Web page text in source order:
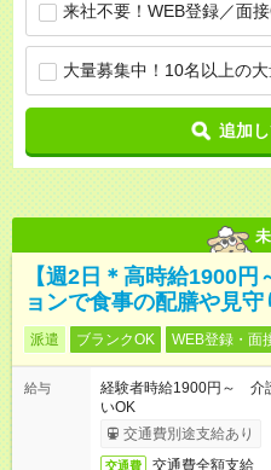
来社不要！WEB登録／面
大量募集中！10名以上の
追加
【週2日＊高時給1900
ョンで食事の配膳や見守
派遣 ブランクOK WEB登録・面
給与
経験者時給1900円～ 介
いOK
交通費別途支給あり
交通費 交通費全額支給